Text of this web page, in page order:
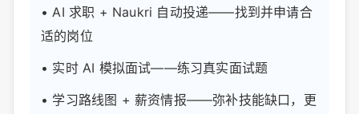
• AI 求职 + Naukri 自动投递——找到并申请合
适的岗位
• 实时 AI 模拟面试——练习真实面试题
• 学习路线图 + 薪资情报——弥补技能缺口，更